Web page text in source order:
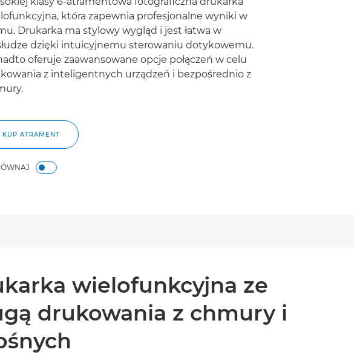
która zapewnia profesjonalne wyniki w
Drukarka ma stylowy wygląd i jest łatwa w
dzięki intuicyjnemu sterowaniu dotykowemu.
oferuje zaawansowane opcje połączeń w celu
z inteligentnych urządzeń i bezpośrednio z
KUP ATRAMENT
wielofunkcyjna ze
drukowania z chmury i